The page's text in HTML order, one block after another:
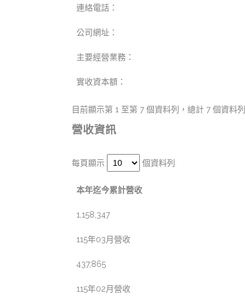
連絡電話：
公司網址：
主要經營業務：
實收資本額：
目前顯示第 1 至第 7 個資料列，總計 7 個資料列
營收資訊
每頁顯示 個資料列
本年迄今累計營收
1,158,347
115年03月營收
437,865
115年02月營收